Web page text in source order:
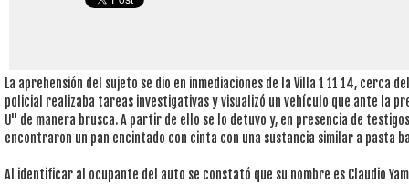
La aprehensión del sujeto se dio en inmediaciones de la Villa 1 11 14, cerca
policial realizaba tareas investigativas y visualizó un vehículo que ante la
U" de manera brusca. A partir de ello se lo detuvo y, en presencia de
encontraron un pan encintado con cinta con una sustancia similar a pasta
Al identificar al ocupante del auto se constató que su nombre es Claudio